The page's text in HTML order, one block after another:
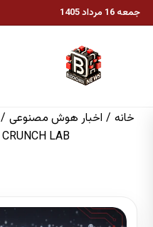
جمعه 16 مرداد 1405
خانه / اخبار هوش مصنوعی /
CRUNCH LAB در تحقیقات واقعی